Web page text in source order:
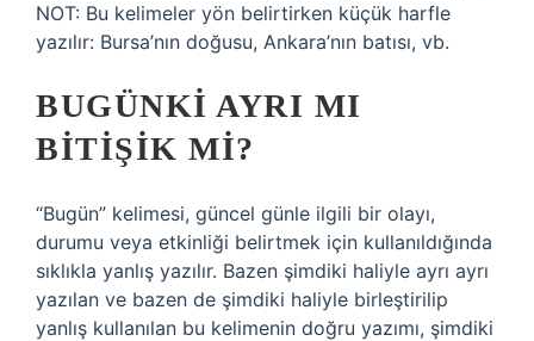
NOT: Bu kelimeler yön belirtirken küçük harfle
yazılır: Bursa’nın doğusu, Ankara’nın batısı, vb.
BUGÜNKI AYRI MI
BITIŞIK MI?
“Bugün” kelimesi, güncel günle ilgili bir olayı,
durumu veya etkinliği belirtmek için kullanıldığında
sıklıkla yanlış yazılır. Bazen şimdiki haliyle ayrı ayrı
yazılan ve bazen de şimdiki haliyle birleştirilip
yanlış kullanılan bu kelimenin doğru yazımı, şimdiki